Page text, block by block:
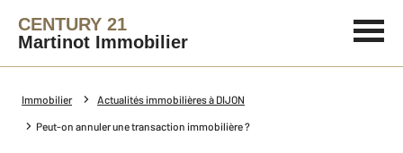
CENTURY 21
Martinot Immobilier
Immobilier Actualités immobilières à DIJON
Peut-on annuler une transaction immobilière ?